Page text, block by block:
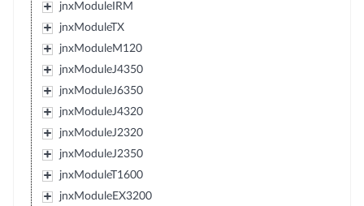
jnxModuleIRM
jnxModuleTX
jnxModuleM120
jnxModuleJ4350
jnxModuleJ6350
jnxModuleJ4320
jnxModuleJ2320
jnxModuleJ2350
jnxModuleT1600
jnxModuleEX3200